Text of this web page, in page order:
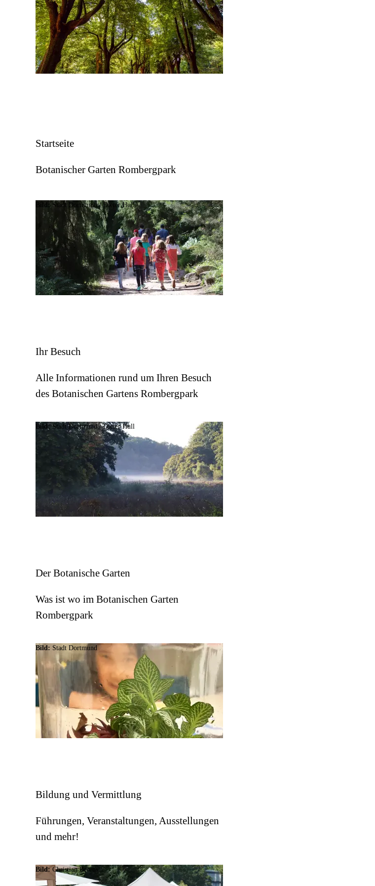
Hier finden Sie einen ausführlichen Projektbericht auf der Seite des Verbands Botanischer Gärten e.V.:
Erhaltungskultur der Wilden Weinrebe (Verband Botanischer Gärten e.V.)
Startseite
Botanischer Garten Rombergpark
Bild:Stadt Dortmund /Dieter Hull
Ihr Besuch
Alle Informationen rund um Ihren Besuch
des Botanischen Gartens Rombergpark
Bild:Stadt Dortmund /Dieter Hull
Der Botanische Garten
Was ist wo im Botanischen Garten
Rombergpark
Bild: Stadt Dortmund
Bildung und Vermittlung
Führungen, Veranstaltungen, Ausstellungen
und mehr!
Bild: Christian Berens